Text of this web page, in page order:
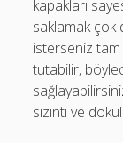
kapakları
saklamak çok
isterseniz tam
tutabilir,
sızıntı ve